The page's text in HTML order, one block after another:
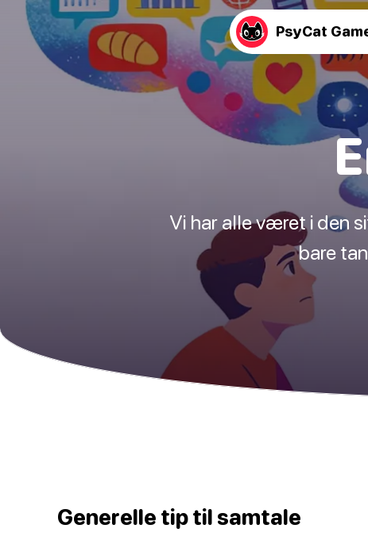
PsyCat
Vi har alle været i den
bare
Generelle tip til samtale